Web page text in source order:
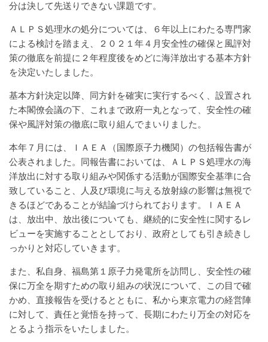
分は決して先送りできない課題です。
ＡＬＰＳ処理水の処分については、６年以上にわたる専門家
による検討を踏まえ、２０２１年４月安全性の確保と風評対
策の徹底を前提に２年程度後をめどに海洋放出する基本方針
を決定いたしました。
基本方針決定以降、同方針を確実に実行するべく、設置され
た本閣僚会議の下、これまで政府一丸となって、安全性の確
保や風評対策の徹底に取り組んでまいりました。
本年７月には、ＩＡＥＡ（国際原子力機関）の包括報告書が
公表されました。同報告書においては、ＡＬＰＳ処理水の海
洋放出に対する取り組みや関係する活動が国際安全基準に合
致していること、人及び環境に与える放射線の影響は無視で
きるほどであることが結論づけられております。ＩＡＥＡ
は、放出中、放出後についても、継続的に安全性に関するレ
ビューを実施することとしており、政府としても引き続きし
っかりと対応していきます。
また、私自身、福島第１原子力発電所を訪問し、安全性の確
保に万全を期すための取り組みの状況について、この目で確
かめ、直接報告を受けるとともに、私から東京電力の経営陣
に対して、責任と覚悟を持って、長期にわたり万全の対応を
とるよう指示をいたしました。